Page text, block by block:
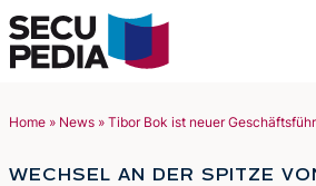
Suchen
Home » News » Tibor Bok ist neuer
WECHSEL AN DER SPITZE